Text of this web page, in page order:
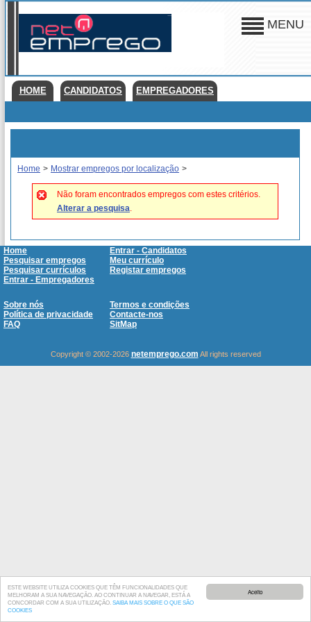
Aceito
ESTE WEBSITE UTILIZA COOKIES QUE TÊM FUNCIONALIDADES QUE
MELHORAM A SUA NAVEGAÇÃO. AO CONTINUAR A NAVEGAR, ESTÁ A
CONCORDAR COM A SUA UTILIZAÇÃO. SAIBA MAIS SOBRE O QUE SÃO
COOKIES
MENU
HOME CANDIDATOS EMPREGADORES
Home > Mostrar empregos por localização >
Não foram encontrados empregos com estes critérios.
Alterar a pesquisa.
Home
Entrar - Candidatos
Pesquisar empregos
Meu currículo
Pesquisar currículos
Registar empregos
Entrar - Empregadores
Sobre nós
Termos e condições
Política de privacidade
Contacte-nos
FAQ
SitMap
Copyright © 2002-2026 netemprego.com All rights reserved